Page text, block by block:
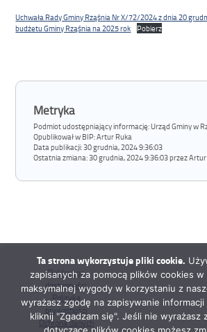
Uchwała Rady Gminy Rząśnia Nr X/72/2024 z dnia 20
budżetu Gminy Rząśnia na 2025 rok
Pobierz
Metryka
Podmiot udostępniający informację: Urząd Gminy w
Opublikował w BIP:Artur Ruka
Data publikacji:30 grudnia, 2024 9:36:03
Ostatnia zmiana:30 grudnia, 2024 9:36:03 przez
Deklaracja
dostępności
Polityka
prywatności
Ochrona danych
Ta strona wykorzystuje pliki cookie.
zapisanych za pomocą plików cookies
maksymalnej wygody w korzystaniu z
wyrażasz zgodę na zapisywanie
kliknij "Zgadzam się". Jeśli nie wyrażasz